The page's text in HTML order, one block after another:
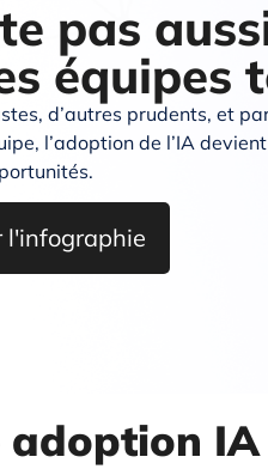
pas
équipes
d’autres prudents, et
l’adoption de l’IA
l'infographie
adoption